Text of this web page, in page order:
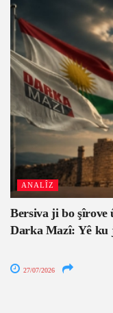
ANALÎZ
Bersiva ji bo şîrove
Darka Mazî: Yê ku
27/07/2026